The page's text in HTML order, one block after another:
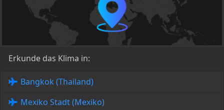
Erkunde das Klima in:
Bangkok (Thailand)
Mexiko Stadt (Mexiko)